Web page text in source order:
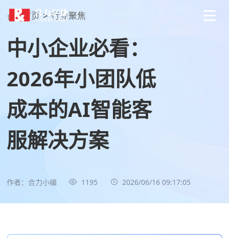
首页 > 行业聚焦
中小企业必看：
2026年小团队低
成本的AI智能客
服解决方案
作者：合力小编 1195 2026/06/16 09:17:05